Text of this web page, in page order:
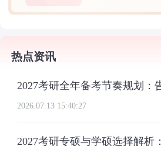
热点资讯
2027考研全年备考节奏规划：
2026.07.13 15:40:27
2027考研专硕与学硕选择解析